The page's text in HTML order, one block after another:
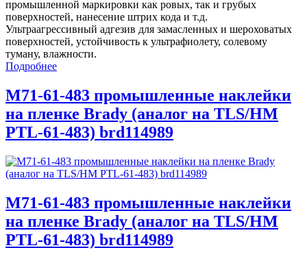
промышленной маркировки как ровых, так и грубых
поверхностей, нанесение штрих кода и т.д.
Ультраагрессивный адгезив для замасленных и шероховатых
поверхностей, устойчивость к ультрафиолету, солевому
туману, влажности.
Подробнее
M71-61-483 промышленные наклейки
на пленке Brady (аналог на TLS/HM
PTL-61-483) brd114989
M71-61-483 промышленные наклейки
на пленке Brady (аналог на TLS/HM
PTL-61-483) brd114989